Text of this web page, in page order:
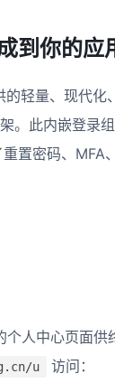
到你的应
轻量、现代
。此内嵌登录
置密码、
人中心页面供
u 访问：